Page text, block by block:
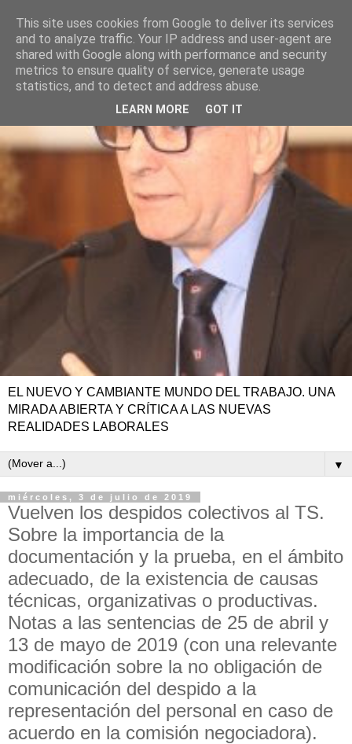
EL NUEVO Y CAMBIANTE MUNDO DEL TRABAJO. UNA
MIRADA ABIERTA Y CRÍTICA A LAS NUEVAS
REALIDADES LABORALES
▼
miércoles, 3 de julio de 2019
Vuelven los despidos colectivos al TS.
Sobre la importancia de la
documentación y la prueba, en el ámbito
adecuado, de la existencia de causas
técnicas, organizativas o productivas.
Notas a las sentencias de 25 de abril y
13 de mayo de 2019 (con una relevante
modificación sobre la no obligación de
comunicación del despido a la
representación del personal en caso de
acuerdo en la comisión negociadora).
This site uses cookies from Google to deliver its services
and to analyze traffic. Your IP address and user-agent are
shared with Google along with performance and security
metrics to ensure quality of service, generate usage
statistics, and to detect and address abuse.
LEARN MORE GOT IT